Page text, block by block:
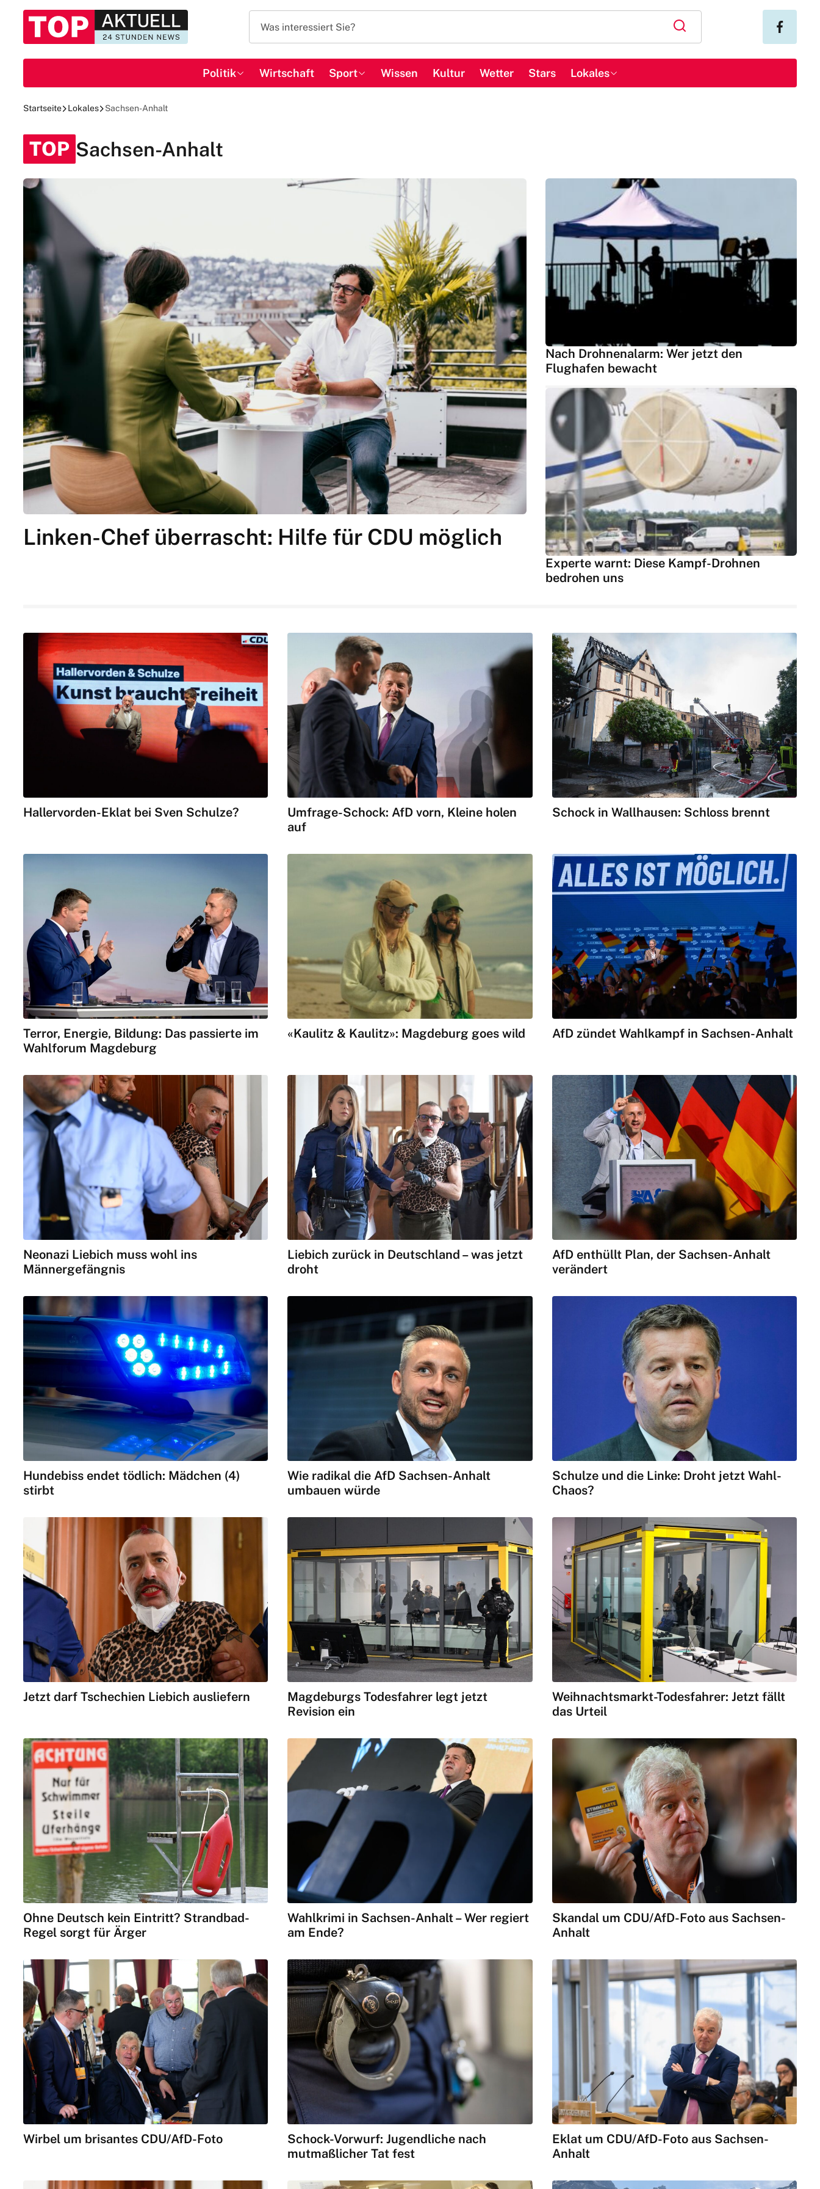
Politik Wirtschaft Sport Wissen Kultur Wetter Stars Lokales
Startseite Lokales Sachsen-Anhalt
TOP Sachsen-Anhalt
Linken-Chef überrascht: Hilfe für CDU möglich
Nach Drohnenalarm: Wer jetzt den
Flughafen bewacht
Experte warnt: Diese Kampf-Drohnen
bedrohen uns
Hallervorden-Eklat bei Sven Schulze?
Umfrage-Schock: AfD vorn, Kleine holen
auf
Schock in Wallhausen: Schloss brennt
Terror, Energie, Bildung: Das passierte im
Wahlforum Magdeburg
«Kaulitz & Kaulitz»: Magdeburg goes wild AfD zündet Wahlkampf in Sachsen-Anhalt
Neonazi Liebich muss wohl ins
Männergefängnis
Liebich zurück in Deutschland – was jetzt
droht
AfD enthüllt Plan, der Sachsen-Anhalt
verändert
Hundebiss endet tödlich: Mädchen (4)
stirbt
Wie radikal die AfD Sachsen-Anhalt
umbauen würde
Schulze und die Linke: Droht jetzt Wahl-
Chaos?
Jetzt darf Tschechien Liebich ausliefern
Magdeburgs Todesfahrer legt jetzt
Revision ein
Weihnachtsmarkt-Todesfahrer: Jetzt fällt
das Urteil
Ohne Deutsch kein Eintritt? Strandbad-
Regel sorgt für Ärger
Wahlkrimi in Sachsen-Anhalt – Wer regiert
am Ende?
Skandal um CDU/AfD-Foto aus Sachsen-
Anhalt
Wirbel um brisantes CDU/AfD-Foto
Schock-Vorwurf: Jugendliche nach
mutmaßlicher Tat fest
Eklat um CDU/AfD-Foto aus Sachsen-
Anhalt